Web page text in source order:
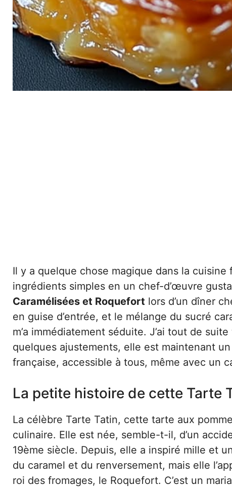
Il y a quelque chose magique dans la
ingrédients simples en un chef-d’œuvre
Caramélisées et Roquefort lors d’un dîner
en guise d’entrée, et le mélange du sucré
m’a immédiatement séduite. J’ai tout de
quelques ajustements, elle est maintenant
française, accessible à tous, même avec un
La petite histoire de cette Tarte
La célèbre Tarte Tatin, cette tarte aux
culinaire. Elle est née, semble-t-il, d’un
19ème siècle. Depuis, elle a inspiré mille et
du caramel et du renversement, mais elle
roi des fromages, le Roquefort. C’est un